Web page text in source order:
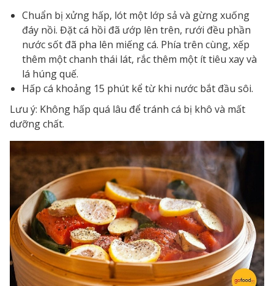
Chuẩn bị xửng hấp, lót một lớp sả và gừng xuống
đáy nồi. Đặt cá hồi đã ướp lên trên, rưới đều phần
nước sốt đã pha lên miếng cá. Phía trên cùng, xếp
thêm một chanh thái lát, rắc thêm một ít tiêu xay và
lá húng quế.
Hấp cá khoảng 15 phút kể từ khi nước bắt đầu sôi.
Lưu ý: Không hấp quá lâu để tránh cá bị khô và mất
dưỡng chất.